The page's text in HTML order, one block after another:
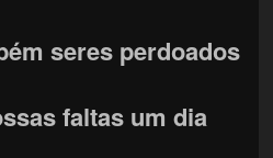
seres perdoados
faltas um dia